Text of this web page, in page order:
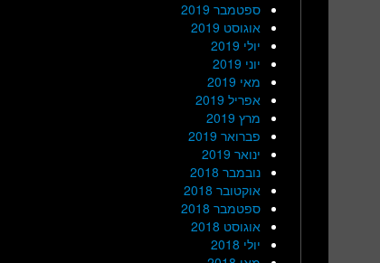
ספטמבר 2019
אוגוסט 2019
יולי 2019
יוני 2019
מאי 2019
אפריל 2019
מרץ 2019
פברואר 2019
ינואר 2019
נובמבר 2018
אוקטובר 2018
ספטמבר 2018
אוגוסט 2018
יולי 2018